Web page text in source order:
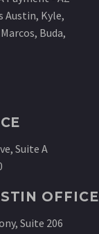
Suite A
OFFICE
Suite 206